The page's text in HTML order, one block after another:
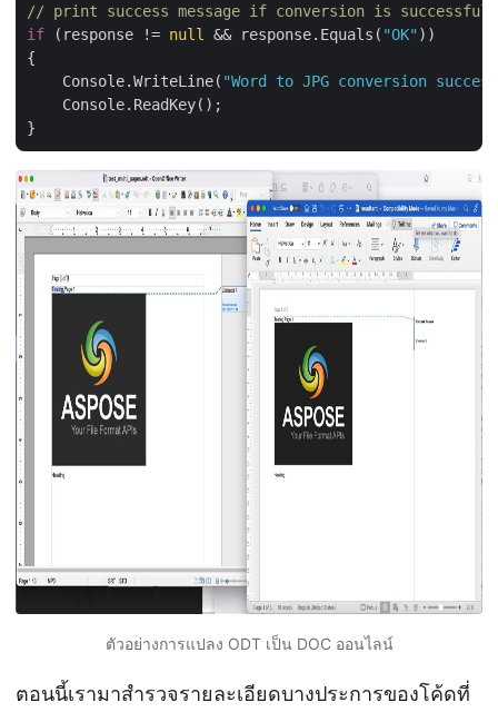
// print success message if conversion is successful
if (response != null && response.Equals( "OK" ))
{
    Console.WriteLine(
"Word to JPG conversion
    Console.ReadKey();
ตัวอย่างการแปลง ODT เป็น DOC ออนไลน์
ตอนนี้เรามาสำรวจรายละเอียดบางประการของโค้ดที่